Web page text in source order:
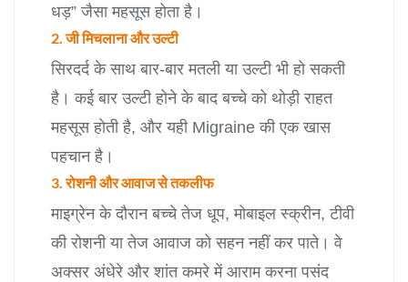
धड़” जैसा महसूस होता है।
2. जी मिचलाना और उल्टी
सिरदर्द के साथ बार-बार मतली या उल्टी भी हो सकती
है। कई बार उल्टी होने के बाद बच्चे को थोड़ी राहत
महसूस होती है, और यही Migraine की एक खास
पहचान है।
3. रोशनी और आवाज से तकलीफ
माइग्रेन के दौरान बच्चे तेज धूप, मोबाइल स्क्रीन, टीवी
की रोशनी या तेज आवाज को सहन नहीं कर पाते। वे
अक्सर अंधेरे और शांत कमरे में आराम करना पसंद